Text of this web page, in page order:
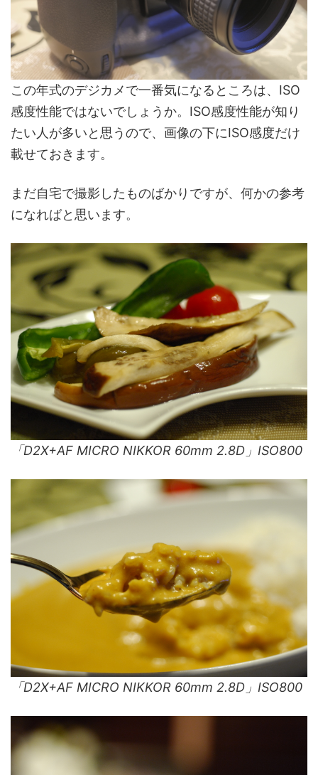
この年式のデジカメで一番気になるところは、ISO
感度性能ではないでしょうか。ISO感度性能が知り
たい人が多いと思うので、画像の下にISO感度だけ
載せておきます。
まだ自宅で撮影したものばかりですが、何かの参考
になればと思います。
「D2X+AF MICRO NIKKOR 60mm 2.8D」ISO800
「D2X+AF MICRO NIKKOR 60mm 2.8D」ISO800